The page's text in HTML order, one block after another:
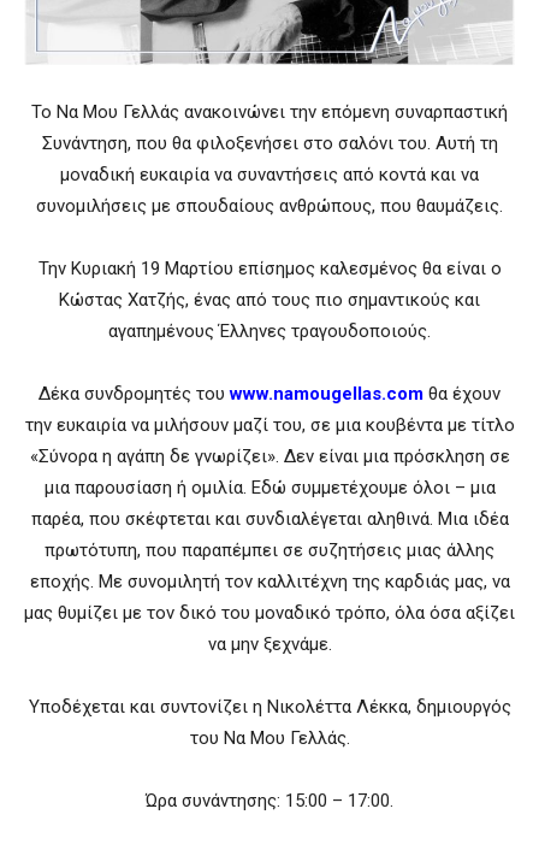
Το Να Μου Γελλάς ανακοινώνει την επόμενη συναρπαστική
Συνάντηση, που θα φιλοξενήσει στο σαλόνι του. Αυτή τη
μοναδική ευκαιρία να συναντήσεις από κοντά και να
συνομιλήσεις με σπουδαίους ανθρώπους, που θαυμάζεις.
Την Κυριακή 19 Μαρτίου επίσημος καλεσμένος θα είναι ο
Κώστας Χατζής, ένας από τους πιο σημαντικούς και
αγαπημένους Έλληνες τραγουδοποιούς.
Δέκα συνδρομητές τουwww.namougellas.com θα έχουν
την ευκαιρία να μιλήσουν μαζί του, σε μια κουβέντα με τίτλο
«Σύνορα η αγάπη δε γνωρίζει». Δεν είναι μια πρόσκληση σε
μια παρουσίαση ή ομιλία. Εδώ συμμετέχουμε όλοι – μια
παρέα, που σκέφτεται και συνδιαλέγεται αληθινά. Μια ιδέα
πρωτότυπη, που παραπέμπει σε συζητήσεις μιας άλλης
εποχής. Με συνομιλητή τον καλλιτέχνη της καρδιάς μας, να
μας θυμίζει με τον δικό του μοναδικό τρόπο, όλα όσα αξίζει
να μην ξεχνάμε.
Υποδέχεται και συντονίζει η Νικολέττα Λέκκα, δημιουργός
του Να Μου Γελλάς.
Ώρα συνάντησης: 15:00 – 17:00.